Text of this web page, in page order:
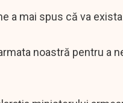
a mai spus că va
noastră pentru a